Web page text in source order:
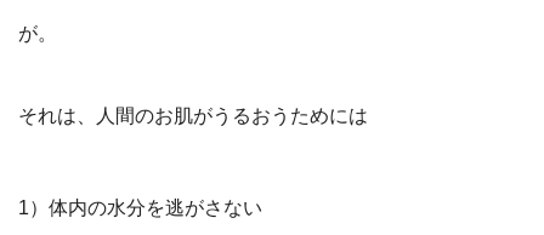
が。
それは、人間のお肌がうるおうためには
1）体内の水分を逃がさない